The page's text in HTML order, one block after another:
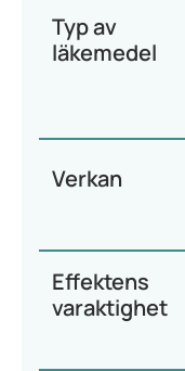
Typ av
läkemedel
Verkan
Effektens
varaktighet